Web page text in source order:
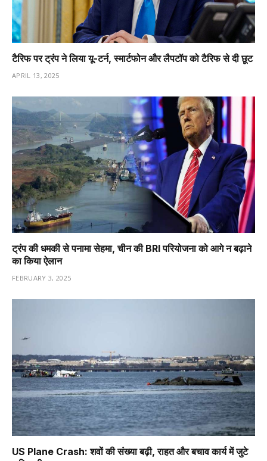
टैरिफ पर ट्रंप ने लिया यू-टर्न, स्मार्टफोन और लैपटॉप को टैरिफ से दी छूट
APRIL 13, 2025
ट्रंप की धमकी से पनामा सेहमा, चीन की BRI परियोजना को आगे न बढ़ाने
का किया ऐलान
FEBRUARY 3, 2025
US Plane Crash: शवों की संख्या बढ़ी, राहत और बचाव कार्य में जुटे